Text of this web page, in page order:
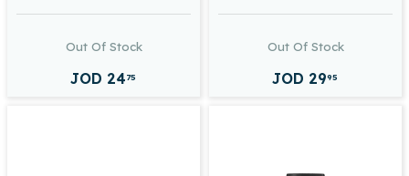
Out Of Stock
JOD 2995
Out Of Stock
JOD 2475